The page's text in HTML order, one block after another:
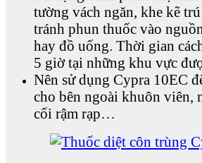
tường vách ngăn, khe kẽ
tránh phun thuốc vào
hay đồ uống. Thời gian
5 giờ tại những khu vực
Nên sử dụng Cypra 10EC
cho bên ngoài khuôn viên,
cối rậm rạp…